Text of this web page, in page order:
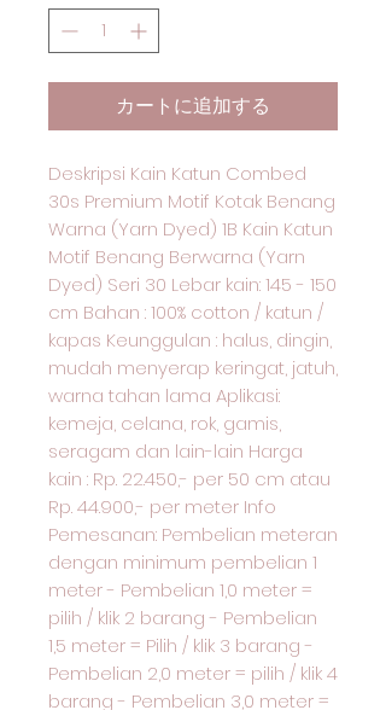
カートに追加する
Deskripsi Kain Katun Combed
30s Premium Motif Kotak Benang
Warna (Yarn Dyed) 1B Kain Katun
Motif Benang Berwarna (Yarn
Dyed) Seri 30 Lebar kain: 145 - 150
cm Bahan : 100% cotton / katun /
kapas Keunggulan : halus, dingin,
mudah menyerap keringat, jatuh,
warna tahan lama Aplikasi:
kemeja, celana, rok, gamis,
seragam dan lain-lain Harga
kain : Rp. 22.450,- per 50 cm atau
Rp. 44.900,- per meter Info
Pemesanan: Pembelian meteran
dengan minimum pembelian 1
meter - Pembelian 1,0 meter =
pilih / klik 2 barang - Pembelian
1,5 meter = Pilih / klik 3 barang -
Pembelian 2,0 meter = pilih / klik 4
barang - Pembelian 3,0 meter =